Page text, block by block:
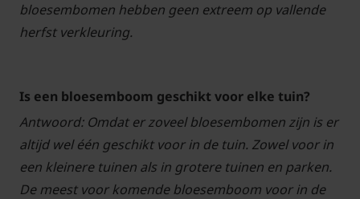
bloesembomen hebben geen extreem op vallende
herfst verkleuring.
Is een bloesemboom geschikt voor elke tuin?
Antwoord: Omdat er zoveel bloesembomen zijn is er
altijd wel één geschikt voor in de tuin. Zowel voor in
een kleinere tuinen als in grotere tuinen en parken.
De meest voor komende bloesemboom voor in de